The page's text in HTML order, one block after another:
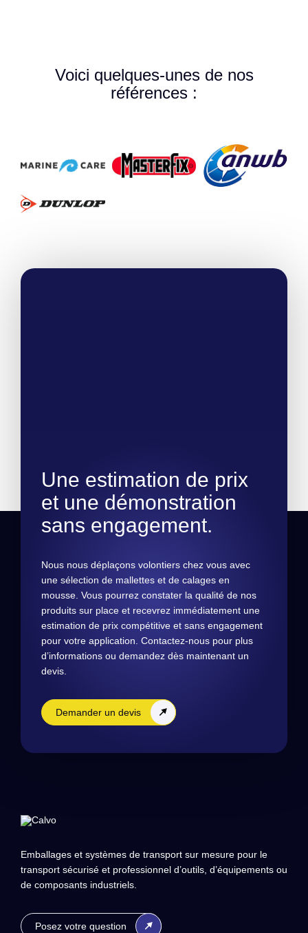
Voici quelques-unes de nos
références :
Une estimation de prix
et une démonstration
sans engagement.
Nous nous déplaçons volontiers chez vous avec
une sélection de mallettes et de calages en
mousse. Vous pourrez constater la qualité de nos
produits sur place et recevrez immédiatement une
estimation de prix compétitive et sans engagement
pour votre application. Contactez-nous pour plus
d’informations ou demandez dès maintenant un
devis.
Demander un devis
Emballages et systèmes de transport sur mesure pour le
transport sécurisé et professionnel d’outils, d’équipements ou
de composants industriels.
Posez votre question